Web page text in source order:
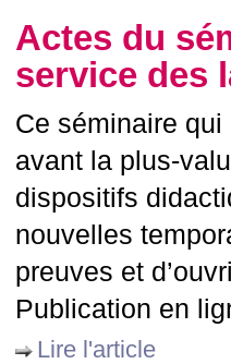
Actes du
service des
Ce séminaire
avant la plus-
dispositifs
nouvelles
preuves et
Publication en
Lire l'article